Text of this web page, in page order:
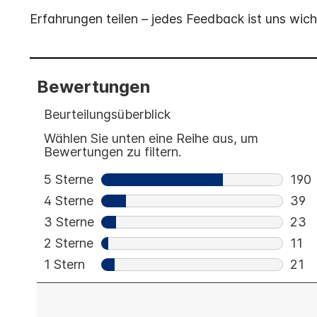
Erfahrungen teilen – jedes Feedback ist uns